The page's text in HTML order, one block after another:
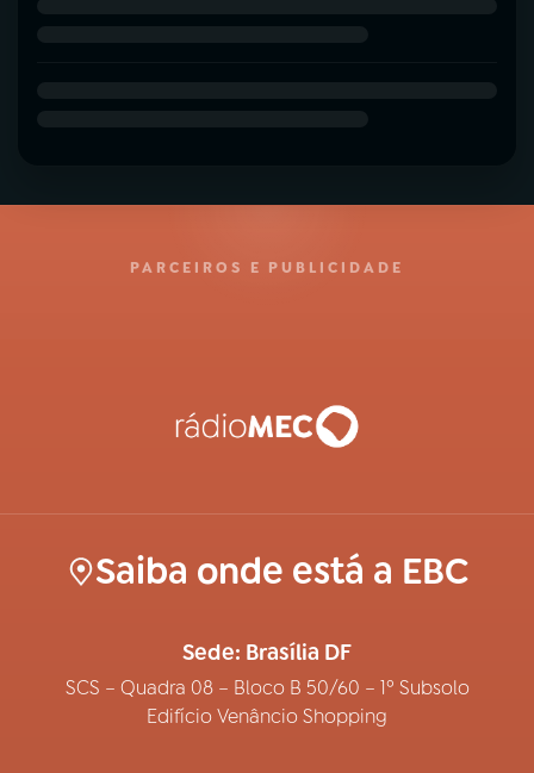
PARCEIROS E PUBLICIDADE
Saiba onde está a EBC
Sede: Brasília DF
SCS – Quadra 08 – Bloco B 50/60 – 1º Subsolo
Edifício Venâncio Shopping